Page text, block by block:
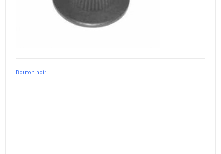
Bouton noir